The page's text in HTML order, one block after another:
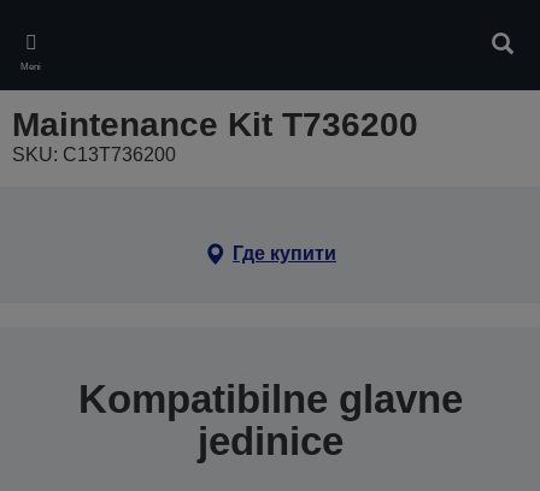
main
content
Meni
Maintenance Kit T736200
SKU: C13T736200
Где купити
Kompatibilne glavne
jedinice